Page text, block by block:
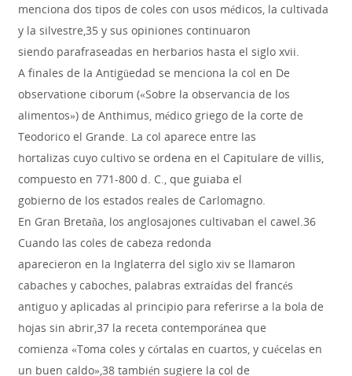
menciona dos tipos de coles con usos médicos, la cultivada
y la silvestre,35 y sus opiniones continuaron
siendo parafraseadas en herbarios hasta el siglo xvii.
A finales de la Antigüedad se menciona la col en De
observatione ciborum («Sobre la observancia de los
alimentos») de Anthimus, médico griego de la corte de
Teodorico el Grande. La col aparece entre las
hortalizas cuyo cultivo se ordena en el Capitulare de villis,
compuesto en 771-800 d. C., que guiaba el
gobierno de los estados reales de Carlomagno.
En Gran Bretaña, los anglosajones cultivaban el cawel.36
Cuando las coles de cabeza redonda
aparecieron en la Inglaterra del siglo xiv se llamaron
cabaches y caboches, palabras extraídas del francés
antiguo y aplicadas al principio para referirse a la bola de
hojas sin abrir,37 la receta contemporánea que
comienza «Toma coles y córtalas en cuartos, y cuécelas en
un buen caldo»,38 también sugiere la col de